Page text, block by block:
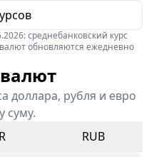
среднебанковский курс
обновляются ежедневно
доллара, рубля и евро
суму.
RUB